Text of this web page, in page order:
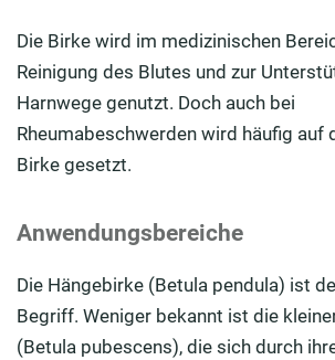
Bei diesen Beschwerden kann Ihnen
Grundrezept für Birkenblättertee
Rheuma-Tee mit Birkenblättern
Die Birke wird im medizinischen
Reinigung des Blutes und zur
Harnwege genutzt. Doch auch bei
Rheumabeschwerden wird häufig auf
Birke gesetzt.
Anwendungsbereiche
Die Hängebirke (Betula pendula) ist
Begriff. Weniger bekannt ist die
(Betula pubescens), die sich durch